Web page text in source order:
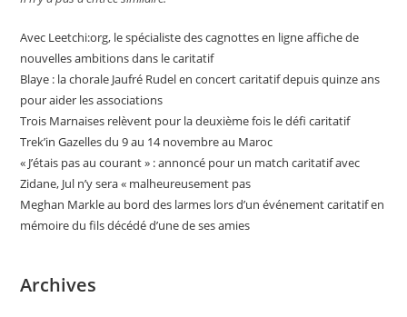
Avec Leetchi:org, le spécialiste des cagnottes en ligne affiche de
nouvelles ambitions dans le caritatif
Blaye : la chorale Jaufré Rudel en concert caritatif depuis quinze ans
pour aider les associations
Trois Marnaises relèvent pour la deuxième fois le défi caritatif
Trek’in Gazelles du 9 au 14 novembre au Maroc
« J’étais pas au courant » : annoncé pour un match caritatif avec
Zidane, Jul n’y sera « malheureusement pas
Meghan Markle au bord des larmes lors d’un événement caritatif en
mémoire du fils décédé d’une de ses amies
Archives